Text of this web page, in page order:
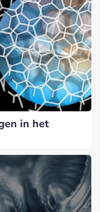
in het